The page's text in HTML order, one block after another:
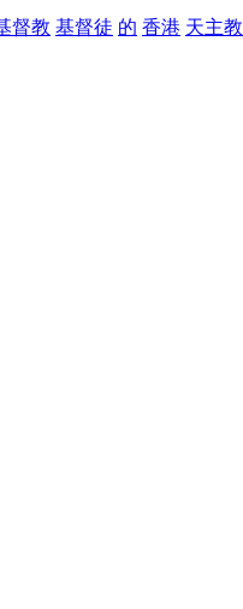
督教 基督徒 的 香港 天主教